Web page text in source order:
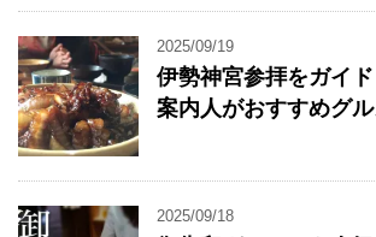
2025/09/19
伊勢神宮参拝をガイ
案内人がおすすめグ
2025/09/18